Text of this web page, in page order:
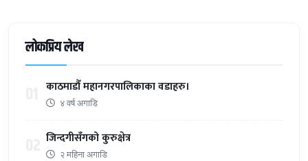
लोकप्रिय लेख
काठमाडौँ महानगरपालिकाका वडाहरु।
४ वर्ष अगाडि
जिन्दगीसँगको कुरुक्षेत्र
२ महिना अगाडि